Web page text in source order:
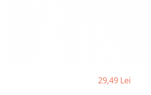
29,49 Lei